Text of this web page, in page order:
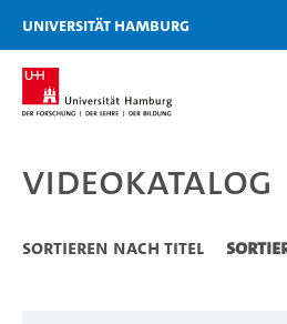
Zu den Filtern
Zur Metanavigation
Zur Hauptnavigation
Zur Suche
Zum Inhalt
Zum Seitenfuss
Universität Hamburg
Videokatalog
Videokatalog
Sortieren nach Titel